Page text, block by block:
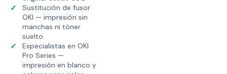
✓
Sustitución de fusor
OKI — impresión sin
manchas ni tóner
suelto
✓
Especialistas en OKI
Pro Series —
impresión en blanco y